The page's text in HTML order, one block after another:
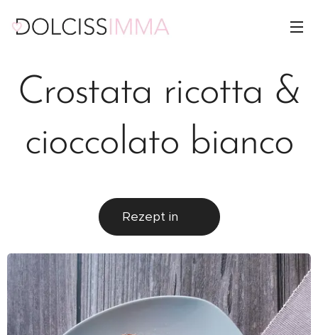
Crostata ricotta &
cioccolato bianco
Rezept in 🇩🇪